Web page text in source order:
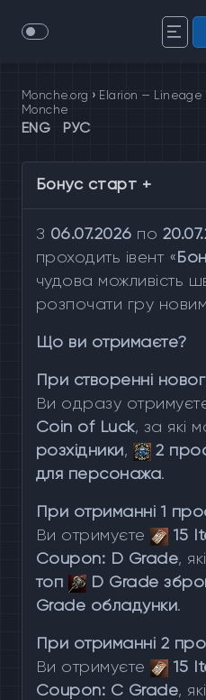
Monche.org › Elarion — Lineage
Monche
ENG РУС
Бонус старт +
З 06.07.2026 по
проходить івент «
чудова можливість
розпочати гру
Що ви отримаєте?
При створенні
Ви одразу
Coin of Luck, за які
розхідники, 2
для персонажа.
При отриманні 1
Ви отримуєте
15
Coupon: D Grade,
топ
D Grade
Grade обладунки.
При отриманні 2
Ви отримуєте
15
Coupon: C Grade,